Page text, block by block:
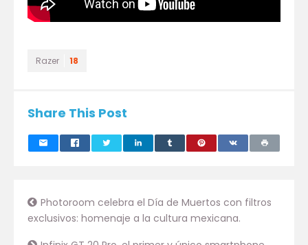
Razer 18
Share This Post
Photoroom celebra el Día de Muertos con filtros
exclusivos: homenaje a la cultura mexicana.